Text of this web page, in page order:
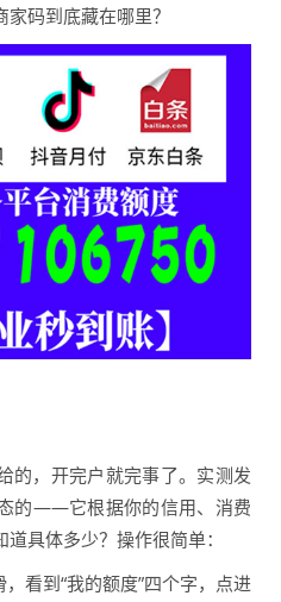
码到底藏在哪里？
的，开完户就完事了。实测发
的——它根据你的信用、消费
具体多少？操作很简单：
看到“我的额度”四个字，点进